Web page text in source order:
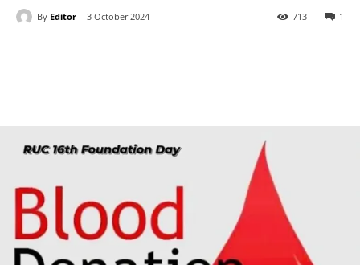
By Editor 3 October 2024 1
713